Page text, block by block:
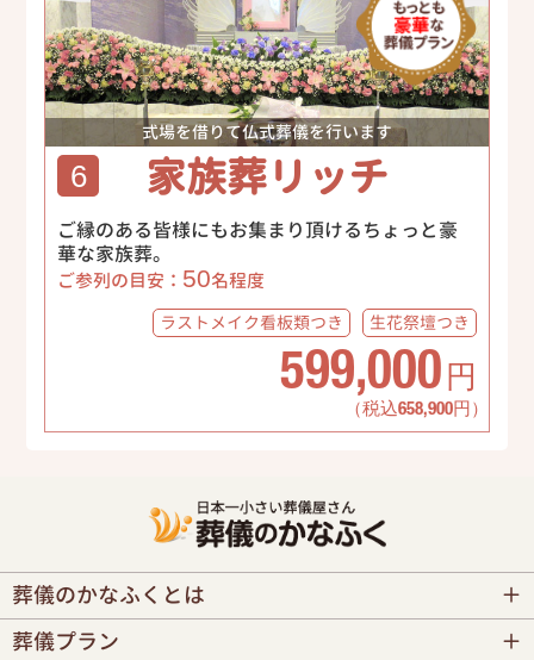
式場を借りて仏式葬儀を行います
6 家族葬リッチ
ご縁のある皆様にもお集まり頂けるちょっと豪
華な家族葬。
ご参列の目安： 50名程度
ラストメイク看板類つき 生花祭壇つき
599,000 円
（税込658,900円）
葬儀のかなふくとは
葬儀プラン